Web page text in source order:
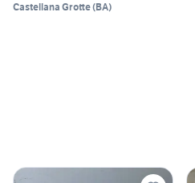
Castellana Grotte(BA)